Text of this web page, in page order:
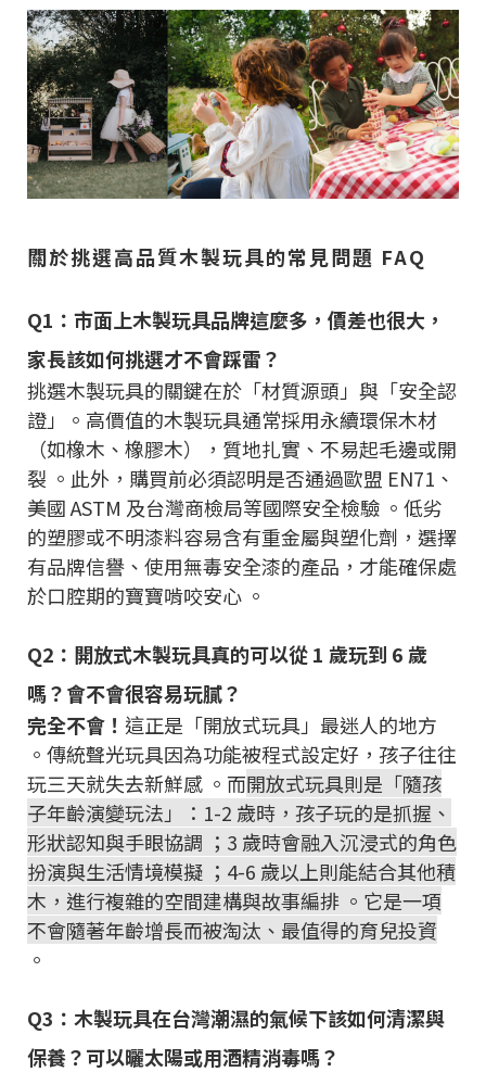
關於挑選高品質木製玩具的常見問題 FAQ
Q1：市面上木製玩具品牌這麼多，價差也很大，
家長該如何挑選才不會踩雷？
挑選木製玩具的關鍵在於「材質源頭」與「安全認
證」。高價值的木製玩具通常採用永續環保木材
（如橡木、橡膠木），質地扎實、不易起毛邊或開
裂 。此外，購買前必須認明是否通過歐盟 EN71、
美國 ASTM 及台灣商檢局等國際安全檢驗 。低劣
的塑膠或不明漆料容易含有重金屬與塑化劑，選擇
有品牌信譽、使用無毒安全漆的產品，才能確保處
於口腔期的寶寶啃咬安心 。
Q2：開放式木製玩具真的可以從 1 歲玩到 6 歲
嗎？會不會很容易玩膩？
完全不會！ 這正是「開放式玩具」最迷人的地方
。傳統聲光玩具因為功能被程式設定好，孩子往往
玩三天就失去新鮮感 。而開放式玩具則是「隨孩
子年齡演變玩法」：1-2 歲時，孩子玩的是抓握、
形狀認知與手眼協調 ；3 歲時會融入沉浸式的角色
扮演與生活情境模擬 ；4-6 歲以上則能結合其他積
木，進行複雜的空間建構與故事編排 。它是一項
不會隨著年齡增長而被淘汰、最值得的育兒投資
。
Q3：木製玩具在台灣潮濕的氣候下該如何清潔與
保養？可以曬太陽或用酒精消毒嗎？